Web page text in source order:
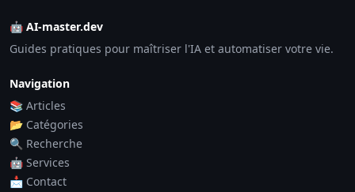
🤖 AI-master.dev
Guides pratiques pour maîtriser l'IA et automatiser votre vie.
Navigation
📚 Articles
📂 Catégories
🔍 Recherche
🤖 Services
📩 Contact